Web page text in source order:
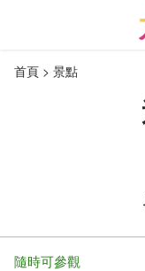
首頁 景點
隨時可參觀